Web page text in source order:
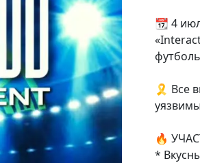
📆 4
🎗️ Все
🔥
*